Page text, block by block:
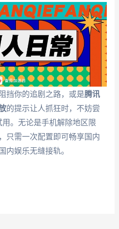
挡你的追剧之路，或是腾讯
的提示让人抓狂时，不妨尝
。无论是手机解除地区限
只需一次配置即可畅享国内
内娱乐无缝接轨。